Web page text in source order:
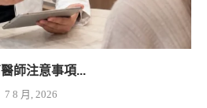
師注意事項...
7 8 月, 2026